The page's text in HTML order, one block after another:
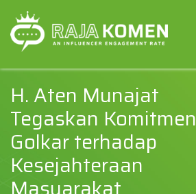
H. Aten Munajat
Tegaskan Komitmen
Golkar terhadap
Kesejahteraan